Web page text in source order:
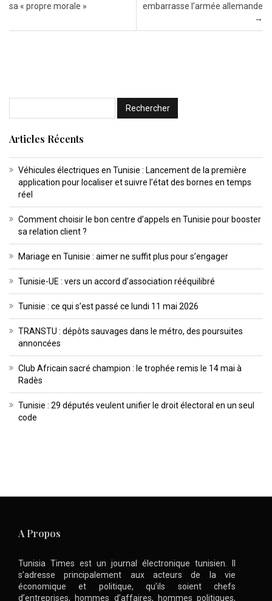
sa « propre morale »
embarrasse l’armée allemande
→
Articles Récents
Véhicules électriques en Tunisie : Lancement de la première
application pour localiser et suivre l’état des bornes en temps
réel
Comment choisir le bon centre d’appels en Tunisie pour booster
sa relation client ?
Mariage en Tunisie : aimer ne suffit plus pour s’engager
Tunisie-UE : vers un accord d’association rééquilibré
Tunisie : ce qui s’est passé ce lundi 11 mai 2026
TRANSTU : dépôts sauvages dans le métro, des poursuites
annoncées
Club Africain sacré champion : le trophée remis le 14 mai à
Radès
Tunisie : 29 députés veulent unifier le droit électoral en un seul
code
A Propos
Tunisia Times est un journal électronique tunisien. Il
s’adresse principalement aux acteurs de la vie
économique et politique, qu’ils soient chefs
d’entreprises, hommes d’affaires, hommes politiques,